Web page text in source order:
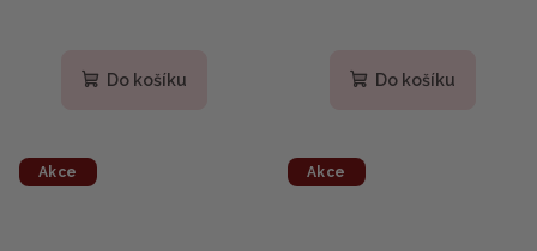
Do košíku Do košíku
Akce Akce